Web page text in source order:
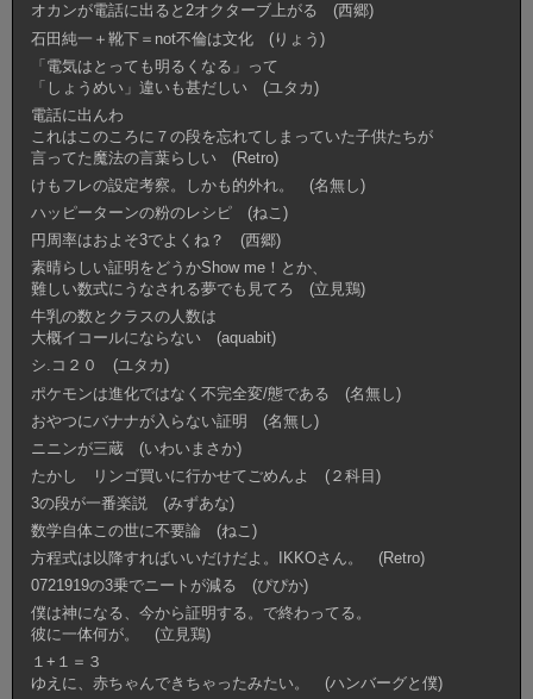
オカンが電話に出ると2オクターブ上がる (西郷)
石田純一＋靴下＝not不倫は文化 (りょう)
「電気はとっても明るくなる」って
「しょうめい」違いも甚だしい (ユタカ)
電話に出んわ
これはこのころに７の段を忘れてしまっていた子供たちが
言ってた魔法の言葉らしい (Retro)
けもフレの設定考察。しかも的外れ。 (名無し)
ハッピーターンの粉のレシピ (ねこ)
円周率はおよそ3でよくね？ (西郷)
素晴らしい証明をどうかShow me！とか、
難しい数式にうなされる夢でも見てろ (立見鶏)
牛乳の数とクラスの人数は
大概イコールにならない (aquabit)
シ.コ２０ (ユタカ)
ポケモンは進化ではなく不完全変/態である (名無し)
おやつにバナナが入らない証明 (名無し)
ニニンが三蔵 (いわいまさか)
たかし リンゴ買いに行かせてごめんよ (２科目)
3の段が一番楽説 (みずあな)
数学自体この世に不要論 (ねこ)
方程式は以降すればいいだけだよ。IKKOさん。 (Retro)
0721919の3乗でニートが減る (ぴぴか)
僕は神になる、今から証明する。で終わってる。
彼に一体何が。 (立見鶏)
１+１＝３
ゆえに、赤ちゃんできちゃったみたい。 (ハンバーグと僕)